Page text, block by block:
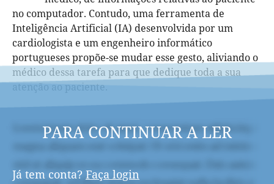
no computador. Contudo, uma ferramenta de
Inteligência Artificial (IA) desenvolvida por um
cardiologista e um engenheiro informático
portugueses propõe-se mudar esse gesto, aliviando o
médico dessa tarefa para que dedique toda a sua
atenção ao paciente.
PARA CONTINUAR A LER
Já tem conta? Faça login